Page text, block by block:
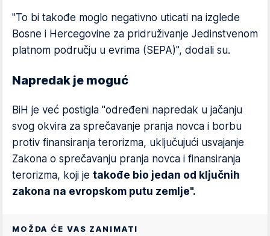
"To bi takođe moglo negativno uticati na izglede
Bosne i Hercegovine za pridruživanje Jedinstvenom
platnom području u evrima (SEPA)", dodali su.
Napredak je moguć
BiH je već postigla "određeni napredak u jačanju
svog okvira za sprečavanje pranja novca i borbu
protiv finansiranja terorizma, uključujući usvajanje
Zakona o sprečavanju pranja novca i finansiranja
terorizma, koji je takođe bio jedan od ključnih
zakona na evropskom putu zemlje".
MOŽDA ĆE VAS ZANIMATI